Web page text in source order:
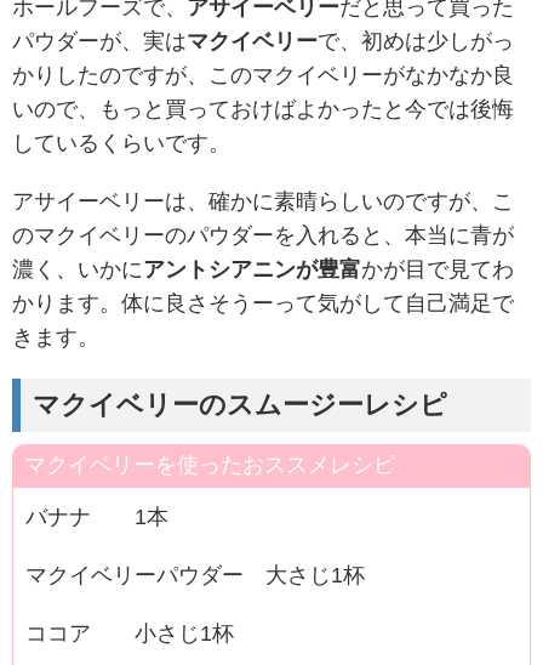
ホールフーズで、 アサイーベリーだと思って買った
パウダーが、実はマクイベリーで、初めは少しがっ
かりしたのですが、このマクイベリーがなかなか良
いので、もっと買っておけばよかったと今では後悔
しているくらいです。
アサイーベリーは、確かに素晴らしいのですが、こ
のマクイベリーのパウダーを入れると、本当に青が
濃く、いかにアントシアニンが豊富かが目で見てわ
かります。体に良さそうーって気がして自己満足で
きます。
マクイベリーのスムージーレシピ
マクイベリーを使ったおススメレシピ
バナナ 1本
マクイベリーパウダー 大さじ1杯
ココア 小さじ1杯